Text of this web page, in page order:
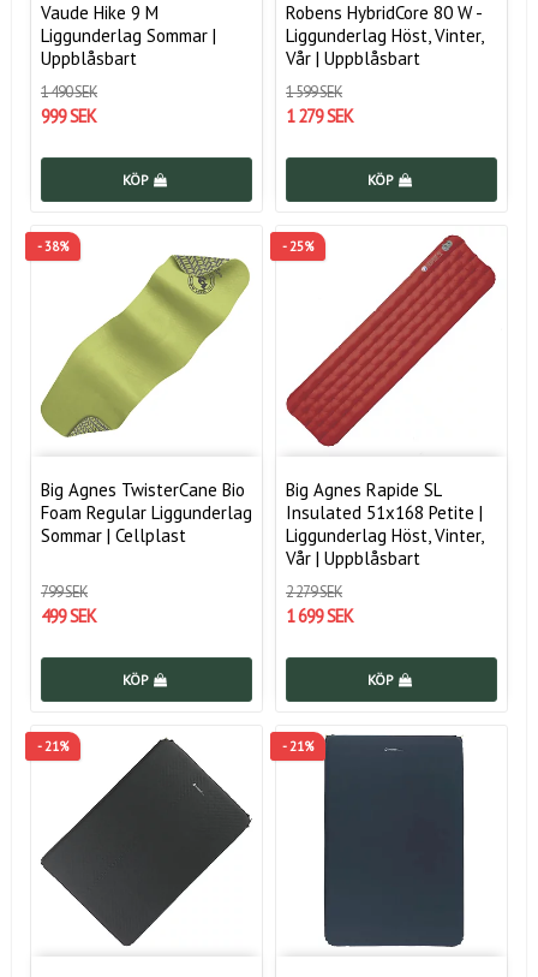
Vaude Hike 9 M
Liggunderlag Sommar |
Uppblåsbart
1 490 SEK
999 SEK
KÖP
Robens HybridCore 80 W -
Liggunderlag Höst, Vinter,
Vår | Uppblåsbart
1 599 SEK
1 279 SEK
KÖP
- 38%
Big Agnes TwisterCane Bio
Foam Regular Liggunderlag
Sommar | Cellplast
799 SEK
499 SEK
KÖP
- 25%
Big Agnes Rapide SL
Insulated 51x168 Petite |
Liggunderlag Höst, Vinter,
Vår | Uppblåsbart
2 279 SEK
1 699 SEK
KÖP
- 21% - 21%